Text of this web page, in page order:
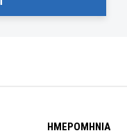
ΗΜΕΡΟΜΗΝΙΑ